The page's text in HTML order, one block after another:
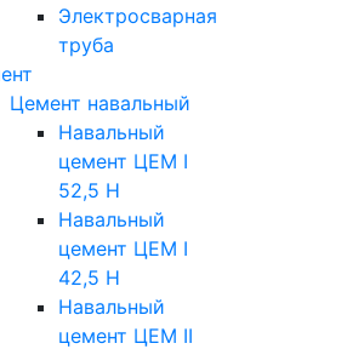
Электросварная
труба
Цемент навальный
Навальный
цемент ЦЕМ I
52,5 Н
Навальный
цемент ЦЕМ I
42,5 H
Навальный
цемент ЦЕМ II